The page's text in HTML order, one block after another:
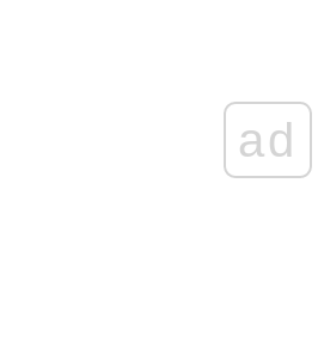
ad